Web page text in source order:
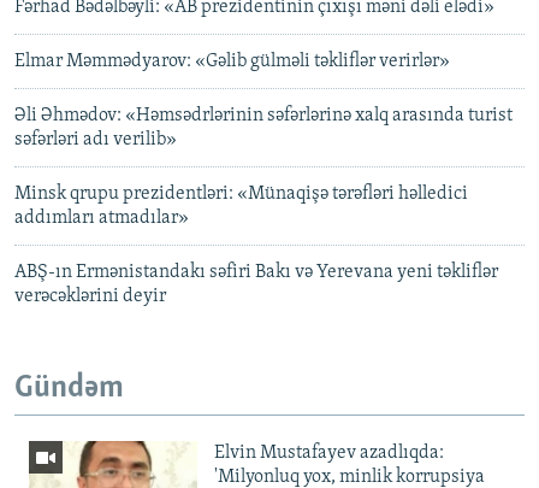
Fərhad Bədəlbəyli: «AB prezidentinin çıxışı məni dəli elədi»
Elmar Məmmədyarov: «Gəlib gülməli təkliflər verirlər»
Əli Əhmədov: «Həmsədrlərinin səfərlərinə xalq arasında turist
səfərləri adı verilib»
Minsk qrupu prezidentləri: «Münaqişə tərəfləri həlledici
addımları atmadılar»
ABŞ-ın Ermənistandakı səfiri Bakı və Yerevana yeni təkliflər
verəcəklərini deyir
Gündəm
Elvin Mustafayev azadlıqda:
'Milyonluq yox, minlik korrupsiya